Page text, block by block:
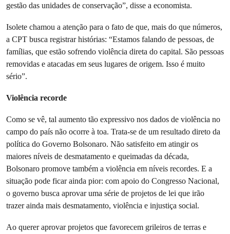
gestão das unidades de conservação”, disse a economista.
Isolete chamou a atenção para o fato de que, mais do que números,
a CPT busca registrar histórias: “Estamos falando de pessoas, de
famílias, que estão sofrendo violência direta do capital. São pessoas
removidas e atacadas em seus lugares de origem. Isso é muito
sério”.
Violência recorde
Como se vê, tal aumento tão expressivo nos dados de violência no
campo do país não ocorre à toa. Trata-se de um resultado direto da
política do Governo Bolsonaro. Não satisfeito em atingir os
maiores níveis de desmatamento e queimadas da década,
Bolsonaro promove também a violência em níveis recordes. E a
situação pode ficar ainda pior: com apoio do Congresso Nacional,
o governo busca aprovar uma série de projetos de lei que irão
trazer ainda mais desmatamento, violência e injustiça social.
Ao querer aprovar projetos que favorecem grileiros de terras e